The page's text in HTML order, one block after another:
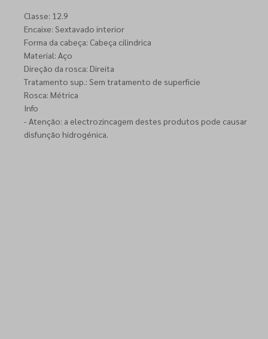
Classe: 12.9
Encaixe: Sextavado interior
Forma da cabeça: Cabeça cilindrica
Material: Aço
Direção da rosca: Direita
Tratamento sup.: Sem tratamento de superficie
Rosca: Métrica
Info
- Atenção: a electrozincagem destes produtos pode causar
disfunção hidrogénica.